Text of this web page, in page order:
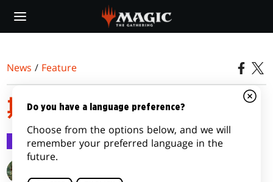
main
News / Feature
斯翠海文鵬洛客指南
Feature 2021-04-01
Do you have a language preference?
Choose from the options below, and we will
remember your preferred language in the
future.